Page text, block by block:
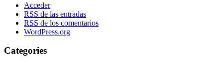
Acceder
RSS de las entradas
RSS de los comentarios
WordPress.org
Categories